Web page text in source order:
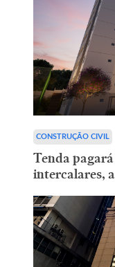
CONSTRUÇÃO CIVIL
Tenda
intercalares,